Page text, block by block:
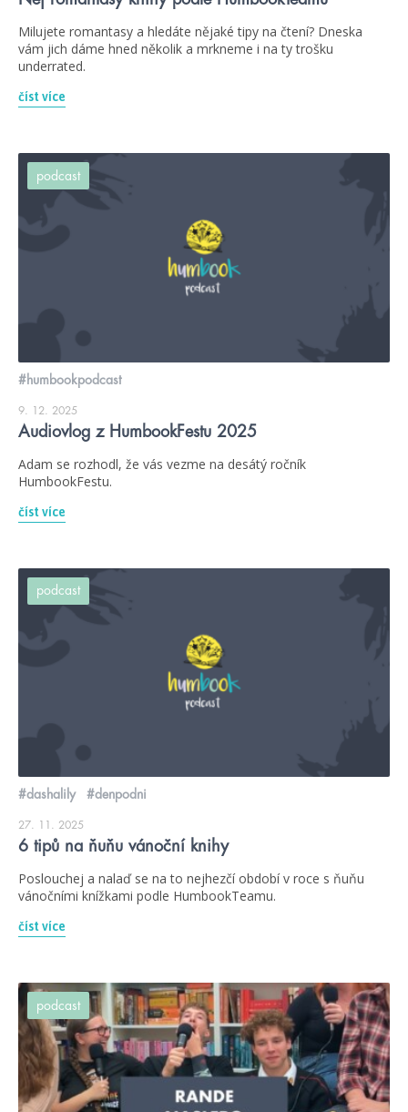
Milujete romantasy a hledáte nějaké tipy na čtení? Dneska
vám jich dáme hned několik a mrkneme i na ty trošku
underrated.
číst více
podcast
#humbookpodcast
9. 12. 2025
Audiovlog z HumbookFestu 2025
Adam se rozhodl, že vás vezme na desátý ročník
HumbookFestu.
číst více
podcast
#dashalily #denpodni
27. 11. 2025
6 tipů na ňuňu vánoční knihy
Poslouchej a nalaď se na to nejhezčí období v roce s ňuňu
vánočními knížkami podle HumbookTeamu.
číst více
podcast